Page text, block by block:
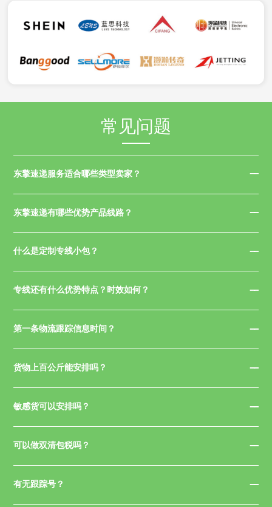
常见问题
东擎速递服务适合哪些类型卖家？
东擎速递有哪些优势产品线路？
什么是定制专线小包？
专线还有什么优势特点？时效如何？
第一条物流跟踪信息时间？
货物上百公斤能安排吗？
敏感货可以安排吗？
可以做双清包税吗？
有无跟踪号？